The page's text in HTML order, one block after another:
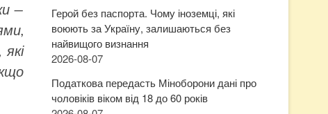
—
Герой без паспорта. Чому іноземці, які
воюють за Україну, залишаються без
найвищого визнання
2026-08-07
Податкова передасть Міноборони дані про
чоловіків віком від 18 до 60 років